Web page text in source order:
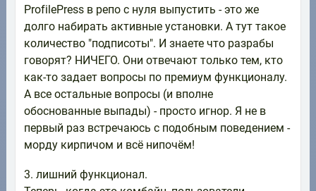
ProfilePress в репо с нуля выпустить - это же
долго набирать активные установки. А тут такое
количество "подписоты". И знаете что разрабы
говорят? НИЧЕГО. Они отвечают только тем, кто
как-то задает вопросы по премиум функционалу.
А все остальные вопросы (и вполне
обоснованные выпады) - просто игнор. Я не в
первый раз встречаюсь с подобным поведением -
морду кирпичом и всё нипочём!
3. лишний функционал.